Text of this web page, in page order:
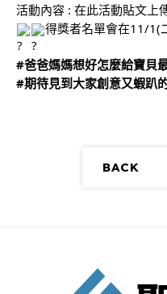
活動內容 : 在此活動貼文上
得獎者名單會在11/1(
#爸爸媽媽想好怎麼給寶貝
#期待見到大家創意又蝦趴
BACK